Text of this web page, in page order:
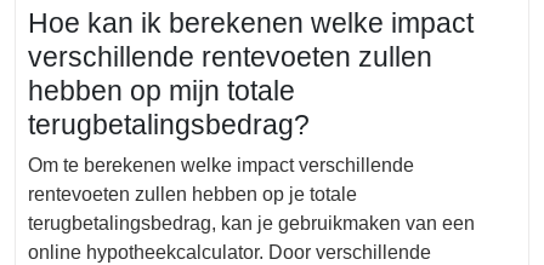
Hoe kan ik berekenen welke impact
verschillende rentevoeten zullen
hebben op mijn totale
terugbetalingsbedrag?
Om te berekenen welke impact verschillende
rentevoeten zullen hebben op je totale
terugbetalingsbedrag, kan je gebruikmaken van een
online hypotheekcalculator. Door verschillende